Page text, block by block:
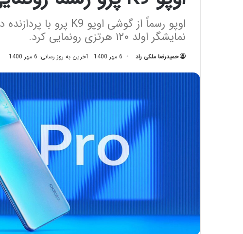
نمایشگر اولد ۱۲۰ هرتزی رونمایی کرد.
حمیدرضا ملکی راد 6 مهر 1400 آخرین به روز رسانی: 6 مهر 1400